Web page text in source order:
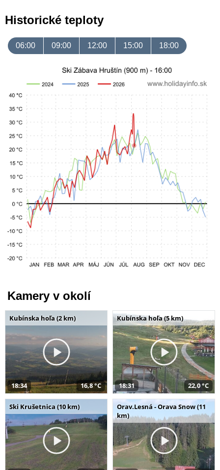
Historické teploty
06:00 09:00 12:00 15:00 18:00
Kamery v okolí
Kubínska hoľa (2 km)
18:34 16,8 °C
Kubínska hoľa (5 km)
18:31 22,0 °C
Ski Krušetnica (10 km)
Orav.Lesná - Orava Snow (11
km)